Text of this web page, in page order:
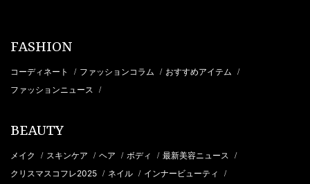
FASHION
コーディネート / ファッションコラム / おすすめアイテム /
ファッションニュース /
BEAUTY
メイク / スキンケア / ヘア / ボディ / 最新美容ニュース /
クリスマスコフレ2025 / ネイル / インナービューティ /